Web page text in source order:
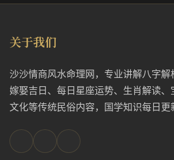
关于我们
沙沙情商风水命理网，专业讲解八字解
嫁娶吉日、每日星座运势、生肖解读
文化等传统民俗内容，国学知识每日更